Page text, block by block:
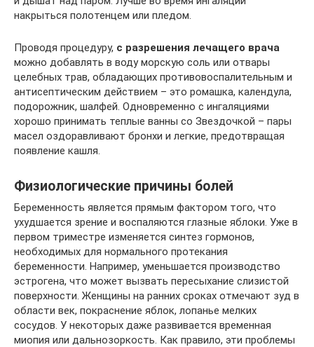
накрыться полотенцем или пледом.
Проводя процедуру, с разрешения лечащего врача
можно добавлять в воду морскую соль или отвары
целебных трав, обладающих противовоспалительным и
антисептическим действием – это ромашка, календула,
подорожник, шалфей. Одновременно с ингаляциями
хорошо принимать теплые ванны со Звездочкой – пары
масел оздоравливают бронхи и легкие, предотвращая
появление кашля.
Физиологические причины болей
Беременность является прямым фактором того, что
ухудшается зрение и воспаляются глазные яблоки. Уже в
первом триместре изменяется синтез гормонов,
необходимых для нормального протекания
беременности. Например, уменьшается производство
эстрогена, что может вызвать пересыхание слизистой
поверхности. Женщины на ранних сроках отмечают зуд в
области век, покраснение яблок, лопанье мелких
сосудов. У некоторых даже развивается временная
миопия или дальнозоркость. Как правило, эти проблемы